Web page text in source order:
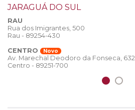
JARAGUÁ DO SUL
RAU
Rua dos Imigrantes, 500
Rau - 89254-430
CENTRO
Novo
Av. Marechal Deodoro da Fonseca, 632
Centro - 89251-700